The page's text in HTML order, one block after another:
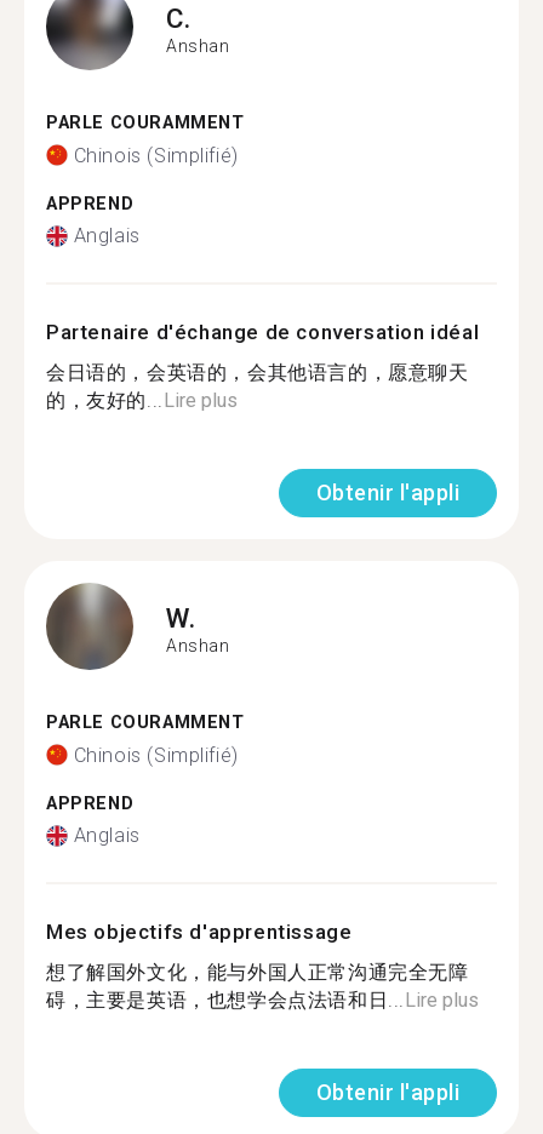
C.
Anshan
PARLE COURAMMENT
Chinois (Simplifié)
APPREND
Anglais
Partenaire d'échange de conversation idéal
会日语的，会英语的，会其他语言的，愿意聊天
的，友好的...Lire plus
Obtenir l'appli
W.
Anshan
PARLE COURAMMENT
Chinois (Simplifié)
APPREND
Anglais
Mes objectifs d'apprentissage
想了解国外文化，能与外国人正常沟通完全无障
碍，主要是英语，也想学会点法语和日...Lire plus
Obtenir l'appli